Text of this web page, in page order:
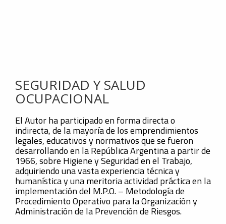
SEGURIDAD Y SALUD
OCUPACIONAL
El Autor ha participado en forma directa o
indirecta, de la mayoría de los emprendimientos
legales, educativos y normativos que se fueron
desarrollando en la República Argentina a partir de
1966, sobre Higiene y Seguridad en el Trabajo,
adquiriendo una vasta experiencia técnica y
humanística y una meritoria actividad práctica en la
implementación del M.P.O. – Metodología de
Procedimiento Operativo para la Organización y
Administración de la Prevención de Riesgos.